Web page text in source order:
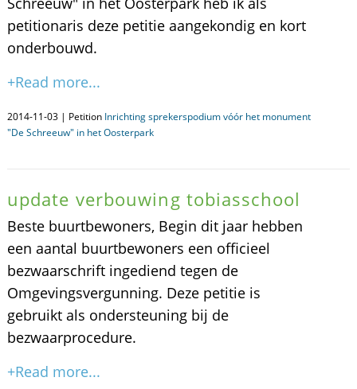
petitionaris deze petitie aangekondig en kort
onderbouwd.
+Read more...
2014-11-03 | Petition Inrichting sprekerspodium vóór het monument
"De Schreeuw" in het Oosterpark
update verbouwing tobiasschool
Beste buurtbewoners, Begin dit jaar hebben
een aantal buurtbewoners een officieel
bezwaarschrift ingediend tegen de
Omgevingsvergunning. Deze petitie is
gebruikt als ondersteuning bij de
bezwaarprocedure.
+Read more...